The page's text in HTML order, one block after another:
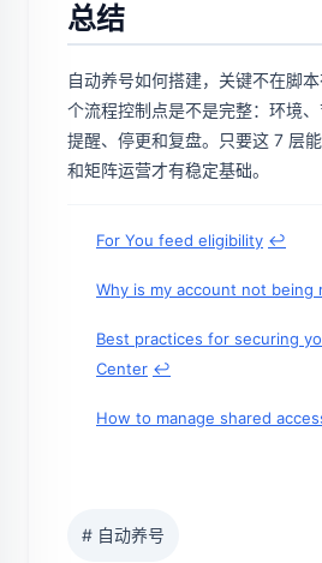
总结
自动养号如何搭建，关键不在脚
个流程控制点是不是完整：环境、
提醒、停更和复盘。只要这 7 层
和矩阵运营才有稳定基础。
For You feed eligibility ↩
Why is my account not being
Best practices for securing
Center ↩
How to manage shared
# 自动养号